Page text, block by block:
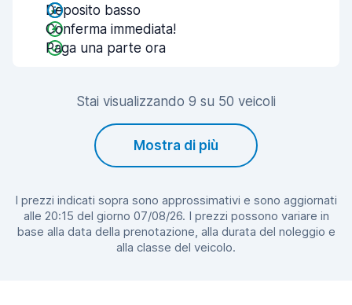
Deposito basso
Conferma immediata!
Paga una parte ora
Stai visualizzando 9 su 50 veicoli
Mostra di più
I prezzi indicati sopra sono approssimativi e sono aggiornati
alle 20:15 del giorno 07/08/26. I prezzi possono variare in
base alla data della prenotazione, alla durata del noleggio e
alla classe del veicolo.